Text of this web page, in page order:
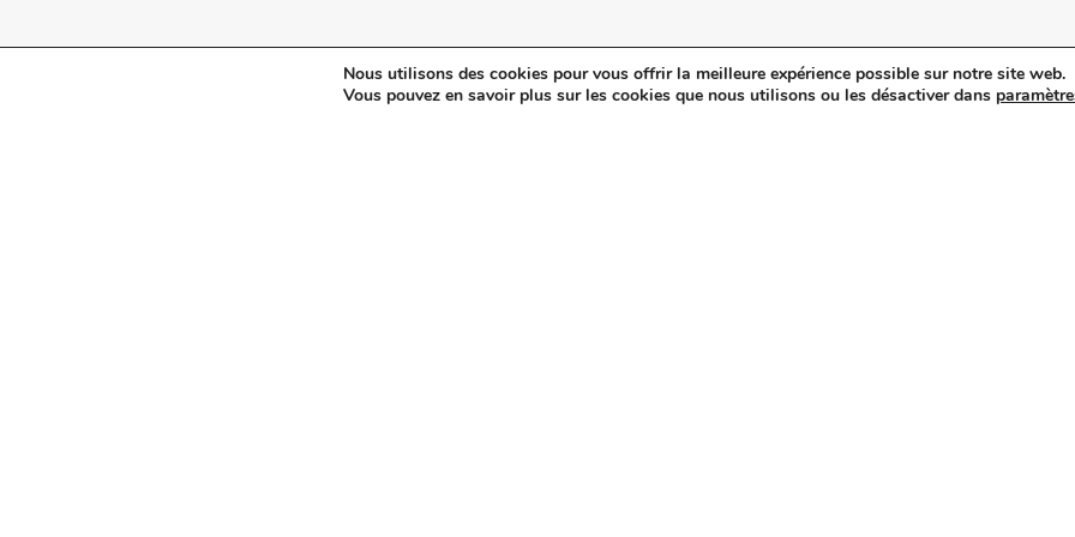
© 2024 Maisonetjardinmagazine.fr.Mentions légalesetpolitique de confidentialité.
Nous utilisons des cookies pour vous offrir la meilleure expérience possible sur notre site web.
Vous pouvez en savoir plus sur les cookies que nous utilisons ou les désactiver dans